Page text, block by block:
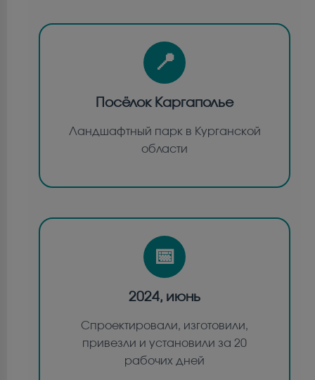
📍
Посёлок Каргаполье
Ландшафтный парк в Курганской
области
📅
2024, июнь
Спроектировали, изготовили,
привезли и установили за 20
рабочих дней